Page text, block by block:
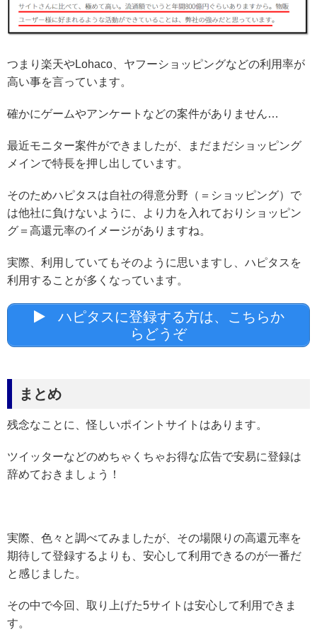
つまり楽天やLohaco、ヤフーショッピングなどの利用率が
高い事を言っています。
確かにゲームやアンケートなどの案件がありません…
最近モニター案件ができましたが、まだまだショッピング
メインで特長を押し出しています。
そのためハピタスは自社の得意分野（＝ショッピング）で
は他社に負けないように、より力を入れておりショッピン
グ＝高還元率のイメージがありますね。
実際、利用していてもそのように思いますし、ハピタスを
利用することが多くなっています。
ハピタスに登録する方は、こちらか
らどうぞ
まとめ
残念なことに、怪しいポイントサイトはあります。
ツイッターなどのめちゃくちゃお得な広告で安易に登録は
辞めておきましょう！
実際、色々と調べてみましたが、その場限りの高還元率を
期待して登録するよりも、安心して利用できるのが一番だ
と感じました。
その中で今回、取り上げた5サイトは安心して利用できま
す。